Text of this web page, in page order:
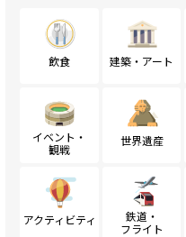
飲食 建築・アート
イベント・
観戦
世界遺産
アクティビティ
鉄道・
フライト